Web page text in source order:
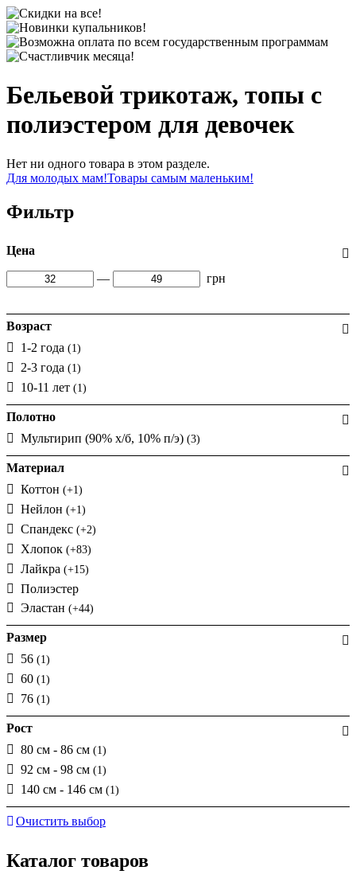
Бельевой трикотаж, топы с
полиэстером для девочек
Нет ни одного товара в этом разделе.
Для молодых мам!Товары самым маленьким!
Фильтр
Цена
— грн
Возраст
1-2 года (1)
2-3 года (1)
10-11 лет (1)
Полотно
Мультирип (90% х/б, 10% п/э) (3)
Материал
Коттон (+1)
Нейлон (+1)
Спандекс (+2)
Хлопок (+83)
Лайкра (+15)
Полиэстер
Эластан (+44)
Размер
56 (1)
60 (1)
76 (1)
Рост
80 см - 86 см (1)
92 см - 98 см (1)
140 см - 146 см (1)
Очистить выбор
Каталог товаров